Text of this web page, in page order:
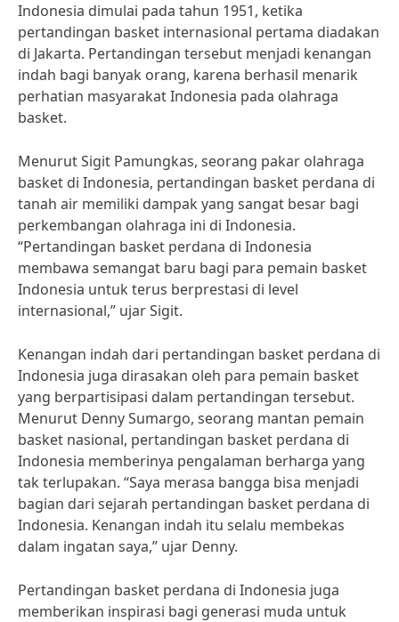
Indonesia dimulai pada tahun 1951, ketika
pertandingan basket internasional pertama diadakan
di Jakarta. Pertandingan tersebut menjadi kenangan
indah bagi banyak orang, karena berhasil menarik
perhatian masyarakat Indonesia pada olahraga
basket.
Menurut Sigit Pamungkas, seorang pakar olahraga
basket di Indonesia, pertandingan basket perdana di
tanah air memiliki dampak yang sangat besar bagi
perkembangan olahraga ini di Indonesia.
“Pertandingan basket perdana di Indonesia
membawa semangat baru bagi para pemain basket
Indonesia untuk terus berprestasi di level
internasional,” ujar Sigit.
Kenangan indah dari pertandingan basket perdana di
Indonesia juga dirasakan oleh para pemain basket
yang berpartisipasi dalam pertandingan tersebut.
Menurut Denny Sumargo, seorang mantan pemain
basket nasional, pertandingan basket perdana di
Indonesia memberinya pengalaman berharga yang
tak terlupakan. “Saya merasa bangga bisa menjadi
bagian dari sejarah pertandingan basket perdana di
Indonesia. Kenangan indah itu selalu membekas
dalam ingatan saya,” ujar Denny.
Pertandingan basket perdana di Indonesia juga
memberikan inspirasi bagi generasi muda untuk